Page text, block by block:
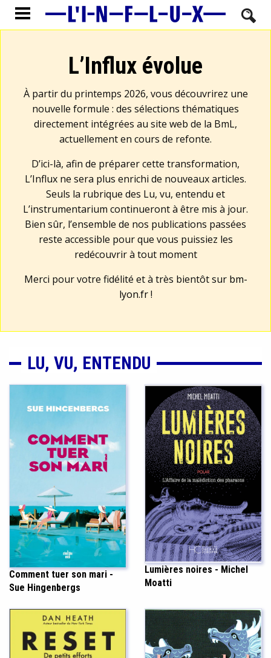
L’Influx évolue
À partir du printemps 2026, vous découvrirez une
nouvelle formule : des sélections thématiques
directement intégrées au site web de la BmL,
actuellement en cours de refonte.
D’ici-là, afin de préparer cette transformation,
L’Influx ne sera plus enrichi de nouveaux articles.
Seuls la rubrique des Lu, vu, entendu et
L’instrumentarium continueront à être mis à jour.
Bien sûr, l’ensemble de nos publications passées
reste accessible pour que vous puissiez les
redécouvrir à tout moment
Merci pour votre fidélité et à très bientôt sur bm-
lyon.fr!
LU, VU, ENTENDU
Comment tuer son mari -
Sue Hingenbergs
Lumières noires - Michel
Moatti